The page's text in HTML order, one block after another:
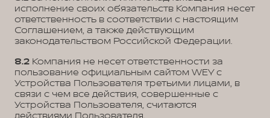
исполнение своих обязательств Компания несет
ответственность в соответствии с настоящим
Соглашением, а также действующим
законодательством Российской Федерации.
8.2 Компания не несет ответственности за
пользование официальным сайтом WEY с
Устройства Пользователя третьими лицами, в
связи с чем все действия, совершенные с
Устройства Пользователя, считаются